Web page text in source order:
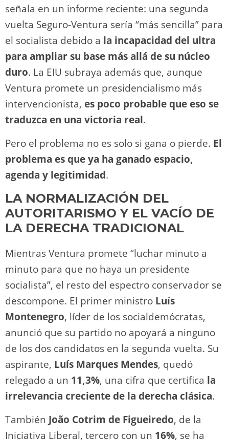
señala en un informe reciente: una segunda
vuelta Seguro-Ventura sería “más sencilla” para
el socialista debido a la incapacidad del ultra
para ampliar su base más allá de su núcleo
duro. La EIU subraya además que, aunque
Ventura promete un presidencialismo más
intervencionista, es poco probable que eso se
traduzca en una victoria real.
Pero el problema no es solo si gana o pierde. El
problema es que ya ha ganado espacio,
agenda y legitimidad.
LA NORMALIZACIÓN DEL
AUTORITARISMO Y EL VACÍO DE
LA DERECHA TRADICIONAL
Mientras Ventura promete “luchar minuto a
minuto para que no haya un presidente
socialista”, el resto del espectro conservador se
descompone. El primer ministro Luís
Montenegro, líder de los socialdemócratas,
anunció que su partido no apoyará a ninguno
de los dos candidatos en la segunda vuelta. Su
aspirante, Luís Marques Mendes, quedó
relegado a un 11,3%, una cifra que certifica la
irrelevancia creciente de la derecha clásica.
También João Cotrim de Figueiredo, de la
Iniciativa Liberal, tercero con un 16%, se ha